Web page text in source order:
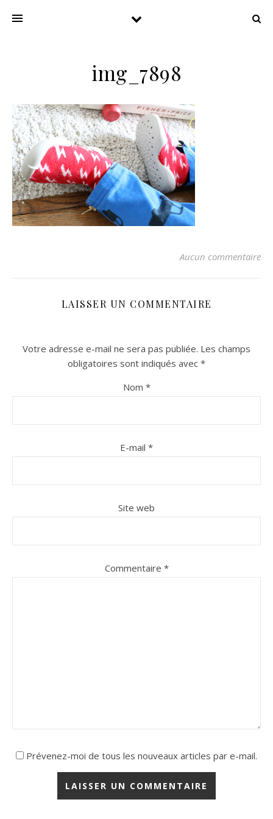
img_7898
Aucun commentaire
LAISSER UN COMMENTAIRE
Votre adresse e-mail ne sera pas publiée. Les champs
obligatoires sont indiqués avec *
Nom *
E-mail *
Site web
Commentaire *
Prévenez-moi de tous les nouveaux articles par e-mail.